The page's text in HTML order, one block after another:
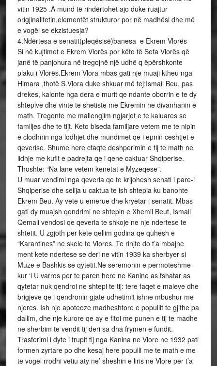
vitin 1925 .A mund të rindërtohet ajo duke ruajtur
origjinalitetin,elementët strukturor por në madhësi dhe më
e vogël se ekzistuesja?
4.Ndërtesa e senatit(pleqësisë)banesa e Ekrem Vlorës
Si në kujtimet e Ekrem Vlorës por këto të Sefa Vlorës që
janë të panjohura në tregojnë një udhë q ëpërshkonte
plaku i Vlorës.Ekrem Vlora mbas gati nje muaji ktheu nga
Himara ,thotë S.Vlora duke shkuar më tej:Ismail Beu, pas
drekes, kalonte nga dera e murit qe ndante oborrin e te dy
shtepive dhe vinte te shetiste me Ekremin ne divanhanin e
math. Tregonte me mallengjim ngjarjet e te kaluares se
familjes dhe te tijt. Keto biseda familjare vetem me te nipin
e clodhnin nga lodhjet dhe mundimet qe i epnin ceshtjet e
qeverise. Shume here cfaqte deshperimin e tij te math ne
lidhje me kufit e padrejta qe i qene caktuar Shqiperise.
Thoshte: “Na lane vetem kenetat e Myzeqese”.
U muar vendimi nga qeveria qe te krijohesh senati i pare-i
Shqiperise dhe selija u caktua te ish shtepia ku banonte
Ekrem Beu. Ay vete u emerue dhe kryetar i senatit. Mbas
gati dy muajsh qendrimi ne shtepin e Xhemil Beut, Ismail
Qemali vendosi qe qeveria te shkoje ne nje ndertese te
shtetit. U zgjoth per kete qellim godina qe quhesh e
“Karantines” ne skele te Vlores. Te rinjte do t’a mbajne
ment kete ndertese se deri ne vitin 1939 ka sherbyer si
Muze e Bashkis se qytetit.Ne seremonin e permoteshme
kur ‘i U varros per te paren here ne Kanine as fshatar as
qytetar nuk qendroi ne shtepi te tij: tere faqet e maleve dhe
brigjeve qe i qendronin gjate udhetimit ishne mbushur me
njeres. Ish nje apoteoze madheshtore e popullit te gjithe pa
dallim, dhe nje kurore qe ay e fitoi me punen e tij te madhe
ne sherbim te vendit tij deri sa dha frymen e fundit.
Trasferimi i dyte i trupit tij nga Kanina ne Vlore ne 1932 pati
formen zyrtare po dhe kesaj here populli me te math e me
te vogel rrodhi vetiu aty ne’ sheshin e liris ne Vlore per t’a